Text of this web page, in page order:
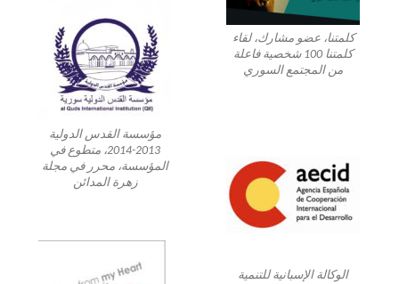
كلمتنا، عضو مشارك، لقاء
كلمتنا 100 شخصية فاعلة
من المجتمع السوري
مؤسسة القدس الدولية
2013-2014، متطوع في
المؤسسة، محرر في مجلة
زهرة المدائن
الوكالة الإسبانية للتنمية